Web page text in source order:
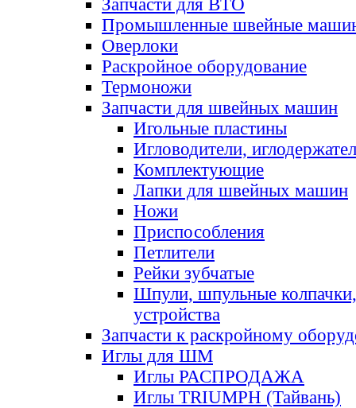
Запчасти для ВТО
Промышленные швейные
Оверлоки
Раскройное оборудование
Термоножи
Запчасти для швейных машин
Игольные пластины
Игловодители,
Комплектующие
Лапки для швейных машин
Ножи
Приспособления
Петлители
Рейки зубчатые
Шпули, шпульные
устройства
Запчасти к раскройному
Иглы для ШМ
Иглы РАСПРОДАЖА
Иглы TRIUMPH (Тайвань)